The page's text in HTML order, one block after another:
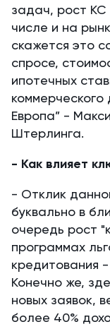
задач, рост КС
числе и на
скажется это
спросе,
ипотечных
коммерческого
Европа” -
Штерлинга.
- Как влияет
- Отклик
буквально в
очередь рост
программах
кредитования
Конечно же,
новых заявок,
более 40%